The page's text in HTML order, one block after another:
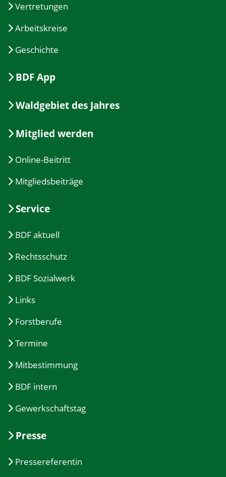
Vertretungen
Arbeitskreise
Geschichte
BDF App
Waldgebiet des Jahres
Mitglied werden
Online-Beitritt
Mitgliedsbeiträge
Service
BDF aktuell
Rechtsschutz
BDF Sozialwerk
Links
Forstberufe
Termine
Mitbestimmung
BDF intern
Gewerkschaftstag
Presse
Pressereferentin